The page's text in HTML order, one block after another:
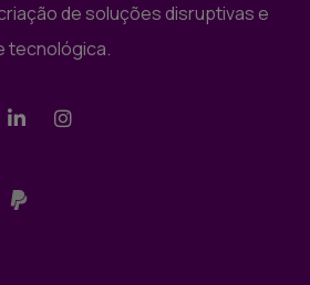
de soluções disruptivas e
tecnológica.